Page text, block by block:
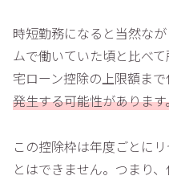
時短勤務になると当然な
ムで働いていた頃と比べ
宅ローン控除の上限額ま
発生する可能性があります
この控除枠は年度ごとに
とはできません。つまり